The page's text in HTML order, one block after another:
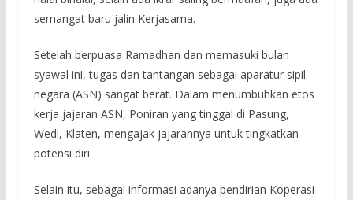
semangat baru jalin Kerjasama.
Setelah berpuasa Ramadhan dan memasuki bulan
syawal ini, tugas dan tantangan sebagai aparatur sipil
negara (ASN) sangat berat. Dalam menumbuhkan etos
kerja jajaran ASN, Poniran yang tinggal di Pasung,
Wedi, Klaten, mengajak jajarannya untuk tingkatkan
potensi diri.
Selain itu, sebagai informasi adanya pendirian Koperasi